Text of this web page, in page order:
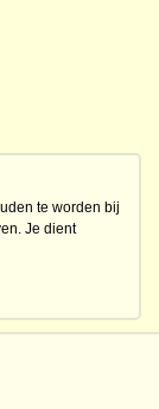
te worden bij
Je dient